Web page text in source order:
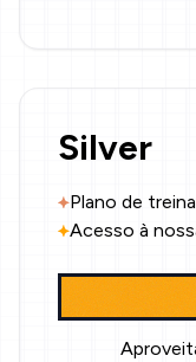
Silver
Plano de
Acesso à